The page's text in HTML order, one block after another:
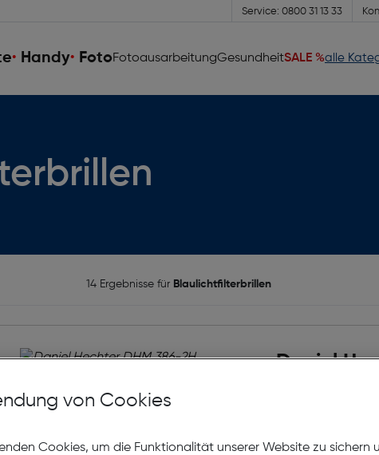
Service: 0800 31 13 33
Handy FotoFotoausarbeitungGesundheitSALE %alle
14 Ergebnisse für Blaulichtfilterbrillen
Daniel
Lagernd | 6 bis 8
von Cookies
Cookies, um die Funktionalität unserer Website zu sichern